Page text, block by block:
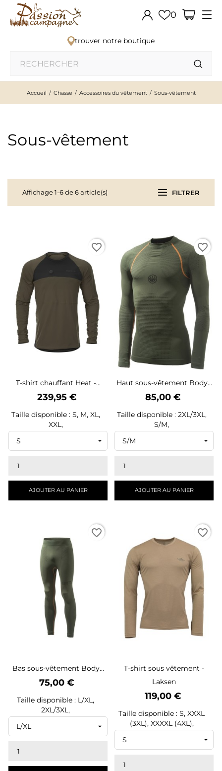
0
trouver notre boutique
Accueil Chasse Accessoires du vêtement Sous-vêtement
Sous-vêtement
FILTRER
Affichage 1-6 de 6 article(s)
T-shirt chauffant Heat -...
Prix
239,95 €
Taille disponible : S, M, XL,
XXL,
AJOUTER AU PANIER
favorite_border
Haut sous-vêtement Body...
Prix
85,00 €
Taille disponible : 2XL/3XL,
S/M,
AJOUTER AU PANIER
favorite_border
Bas sous-vêtement Body...
Prix
75,00 €
Taille disponible : L/XL,
2XL/3XL,
favorite_border
T-shirt sous vêtement -
Laksen
Prix
119,00 €
Taille disponible : S, XXXL
(3XL), XXXXL (4XL),
favorite_border